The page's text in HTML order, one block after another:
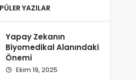
YAZILAR
Yapay Zekanın
Biyomedikal Alanındaki
Önemi
Ekim 19, 2025